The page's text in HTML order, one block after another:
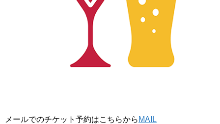
メールでのチケット予約はこちらから MAIL